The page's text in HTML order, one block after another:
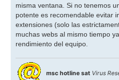
misma ventana. Si no tenemos
potente es recomendable evitar
extensiones (solo las
muchas webs al mismo tiempo
rendimiento del equipo.
msc hotline sat Virus